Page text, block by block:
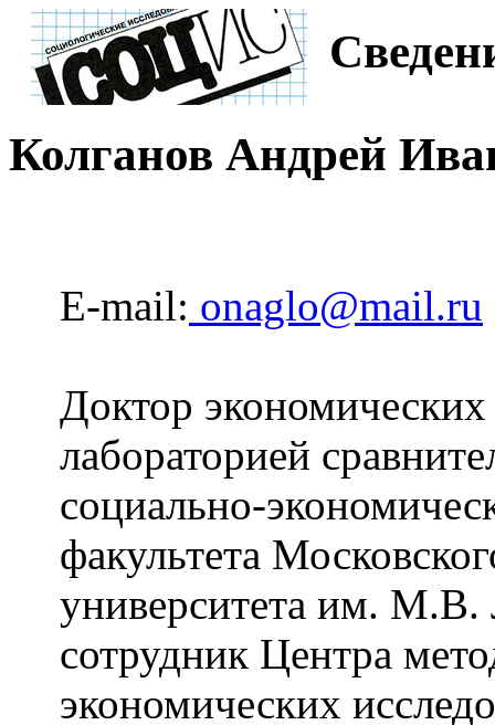
Колганов Андрей
E-mail: onaglo@mail.ru
Доктор
лабораторией
социально-­
факультета
университета им. М.В.
сотрудник Центра
экономических